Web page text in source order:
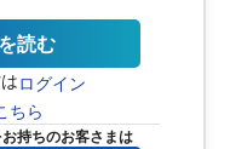
読む
ログイン
ちら
持ちのお客さまは